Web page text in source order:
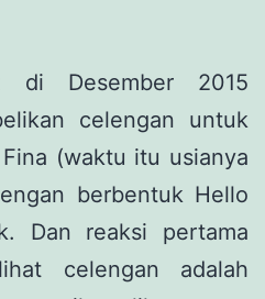
di Desember 2015
celengan untuk
(waktu itu usianya
berbentuk Hello
Dan reaksi pertama
celengan adalah